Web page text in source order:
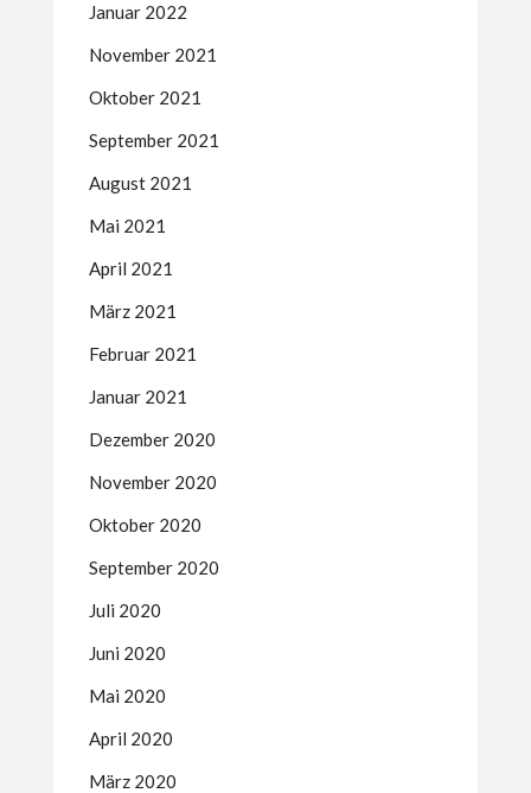
Januar 2022
November 2021
Oktober 2021
September 2021
August 2021
Mai 2021
April 2021
März 2021
Februar 2021
Januar 2021
Dezember 2020
November 2020
Oktober 2020
September 2020
Juli 2020
Juni 2020
Mai 2020
April 2020
März 2020